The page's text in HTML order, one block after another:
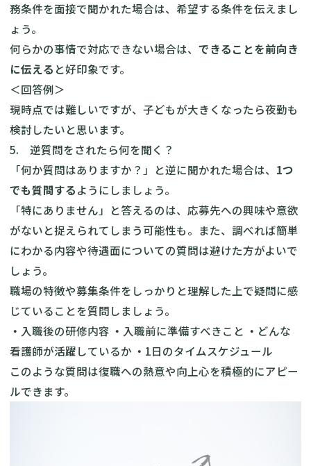
務条件を面接で聞かれた場合は、希望する条件を伝えまし
ょう。
何らかの事情で対応できない場合は、 できることを前向き
に伝える と好印象です。
＜回答例＞
現時点では難しいですが、子どもが大きくなったら夜勤も
検討したいと思います。
5. 逆質問をされたら何を聞く？
「何か質問はありますか？」と逆に聞かれた場合は、 1つ
でも質問するようにしましょう。
「特にありません」と答えるのは、応募先への興味や意欲
がないと捉えられてしまう可能性も。また、調べれば簡単
にわかる内容や待遇面についての質問は避けた方がよいで
しょう。
職場の特徴や募集条件をしっかりと理解した上で疑問に感
じていることを質問しましょう。
・ 入職後の研修内容 ・ 入職前に準備すべきこと ・ どんな
看護師が活躍しているか ・ 1日のタイムスケジュール
このような質問は復職への熱意や向上心を積極的にアピー
ルできます。